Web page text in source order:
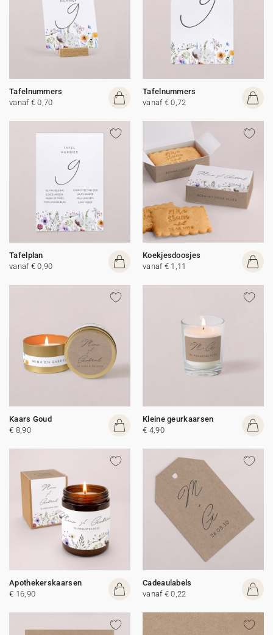
Tafelnummers
vanaf € 0,70
Tafelnummers
vanaf € 0,72
Tafelplan
vanaf € 0,90
Koekjesdoosjes
vanaf € 1,11
Kaars Goud
€ 8,90
Kleine geurkaarsen
€ 4,90
Apothekerskaarsen
€ 16,90
Cadeaulabels
vanaf € 0,22